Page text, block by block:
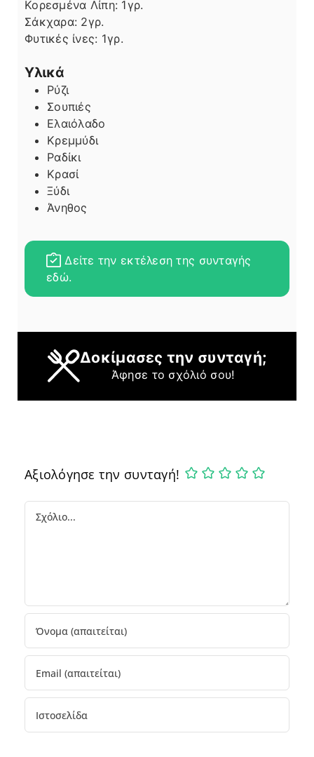
Κορεσμένα Λίπη: 1γρ.
Σάκχαρα: 2γρ.
Φυτικές ίνες: 1γρ.
Υλικά
Ρύζι
Σουπιές
Ελαιόλαδο
Κρεμμύδι
Ραδίκι
Κρασί
Ξύδι
Άνηθος
Δείτε την εκτέλεση της συνταγής
εδώ.
Δοκίμασες την συνταγή;
Άφησε το σχόλιό σου!
Αξιολόγησε την συνταγή!
Comment